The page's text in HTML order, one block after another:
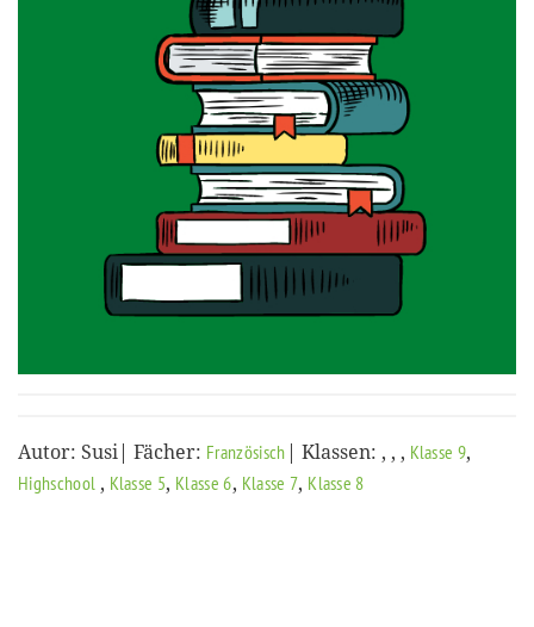
Autor: Susi| Fächer: Französisch | Klassen: , , , Klasse 9,
Highschool , Klasse 5, Klasse 6, Klasse 7, Klasse 8